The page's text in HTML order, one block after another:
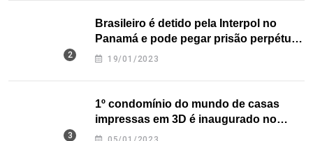
Brasileiro é detido pela Interpol no
Panamá e pode pegar prisão perpétua
nos EUA
19/01/2023
1º condomínio do mundo de casas
impressas em 3D é inaugurado no
Texas